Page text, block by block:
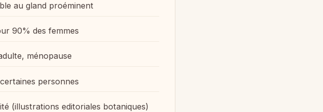
au gland proéminent
90% des femmes
ménopause
personnes
(illustrations editoriales botaniques)